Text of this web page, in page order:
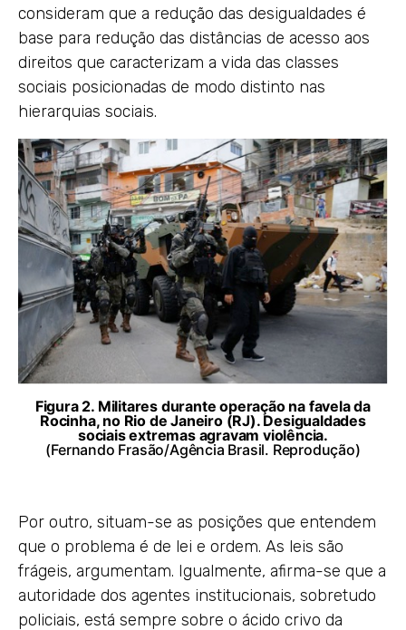
consideram que a redução das desigualdades é
base para redução das distâncias de acesso aos
direitos que caracterizam a vida das classes
sociais posicionadas de modo distinto nas
hierarquias sociais.
Figura 2. Militares durante operação na favela da
Rocinha, no Rio de Janeiro (RJ). Desigualdades
sociais extremas agravam violência.
(Fernando Frasão/Agência Brasil. Reprodução)
Por outro, situam-se as posições que entendem
que o problema é de lei e ordem. As leis são
frágeis, argumentam. Igualmente, afirma-se que a
autoridade dos agentes institucionais, sobretudo
policiais, está sempre sobre o ácido crivo da